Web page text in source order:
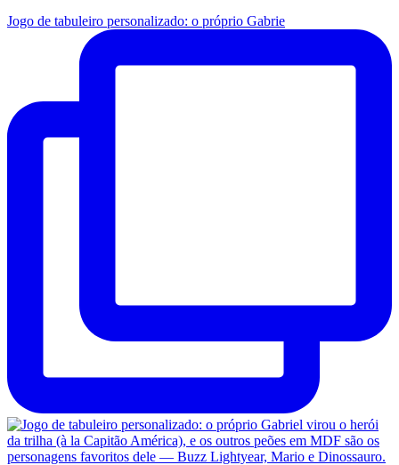
Jogo de tabuleiro personalizado: o próprio Gabrie